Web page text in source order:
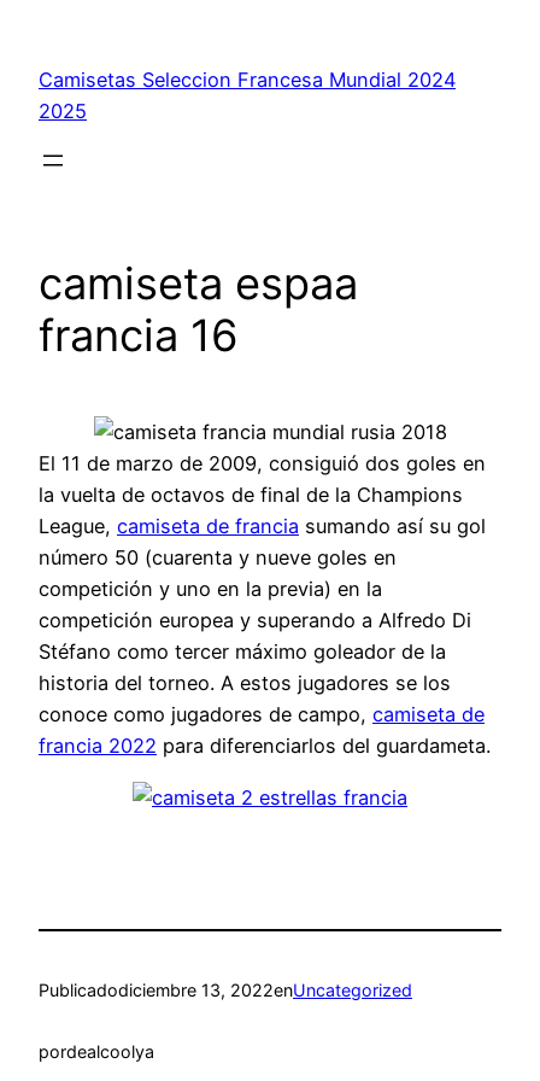
contenido
Camisetas Seleccion Francesa Mundial 2024
2025
camiseta espaa
francia 16
El 11 de marzo de 2009, consiguió dos goles en
la vuelta de octavos de final de la Champions
League, camiseta de francia sumando así su gol
número 50 (cuarenta y nueve goles en
competición y uno en la previa) en la
competición europea y superando a Alfredo Di
Stéfano como tercer máximo goleador de la
historia del torneo. A estos jugadores se los
conoce como jugadores de campo, camiseta de
francia 2022 para diferenciarlos del guardameta.
Publicadodiciembre 13, 2022enUncategorized
pordealcoolya